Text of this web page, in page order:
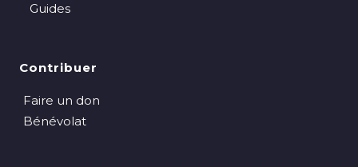
Guides
Contribuer
Faire un don
Bénévolat